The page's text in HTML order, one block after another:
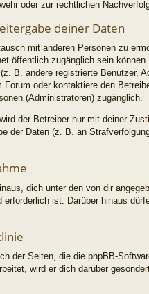
oder zur rechtlichen
deiner Daten
mit anderen Personen zu
öffentlich zugänglich sein
B. andere registrierte Benutzer,
oder kontaktiere den
(Administratoren) zugänglich.
der Betreiber nur mit deiner
der Daten (z. B. an
dich unter den von dir
ist. Darüber hinaus
der Seiten, die die phpBB-
wird er dich darüber